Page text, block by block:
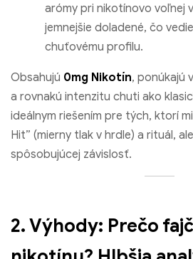
arómy pri nikotínovo voľnej
jemnejšie doladené, čo
chuťovému profilu.
Obsahujú 0mg Nikotín, ponúkajú
a rovnakú intenzitu chuti ako
ideálnym riešením pre tých, ktorí
Hit” (mierny tlak v hrdle) a rituál,
spôsobujúcej závislosť.
2. Výhody: Prečo